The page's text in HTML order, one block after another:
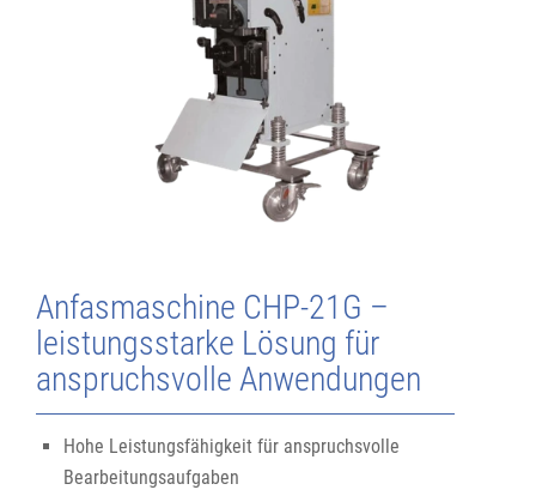
Anfasmaschine CHP-21G –
leistungsstarke Lösung für
anspruchsvolle Anwendungen
Hohe Leistungsfähigkeit für anspruchsvolle
Bearbeitungsaufgaben